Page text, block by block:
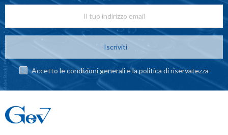
Iscriviti
Accetto le condizioni generali e la politica di riservatezza